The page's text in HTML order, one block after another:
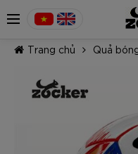
Trang chủ Quả